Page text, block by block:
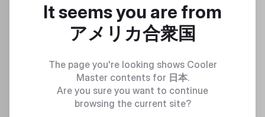
It seems you are from
アメリカ合衆国
The page you're looking shows Cooler
Master contents for 日本.
Are you sure you want to continue
browsing the current site?